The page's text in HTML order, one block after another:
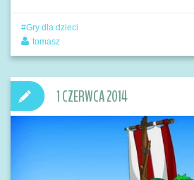
Gry dla dzieci
tomasz
1 CZERWCA 2014